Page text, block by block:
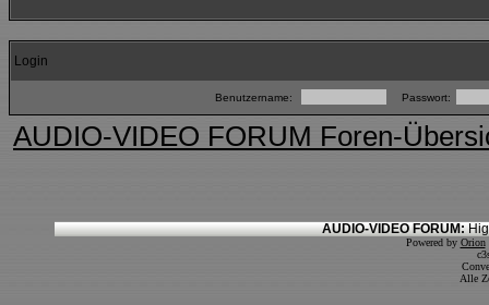
Login
Benutzername: Passwort:
AUDIO-VIDEO FORUM Foren-
AUDIO-VIDEO FORUM:
Powered by Orion
Alle